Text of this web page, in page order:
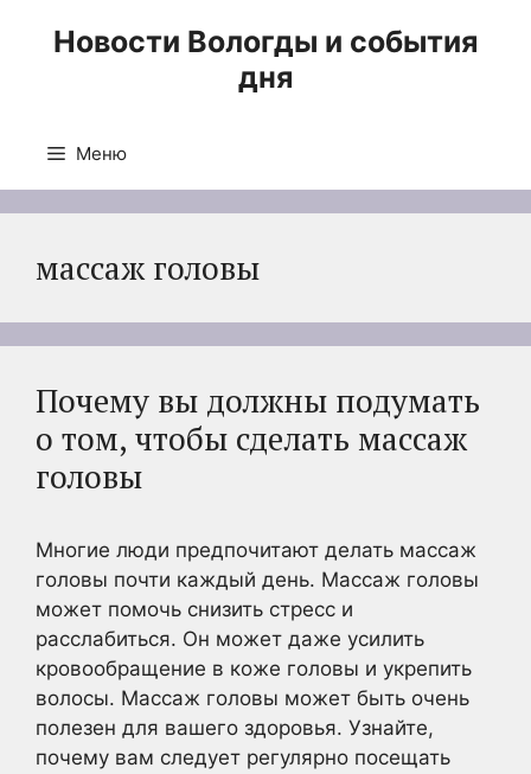
Новости Вологды и события
дня
Меню
массаж головы
Почему вы должны подумать
о том, чтобы сделать массаж
головы
Многие люди предпочитают делать массаж
головы почти каждый день. Массаж головы
может помочь снизить стресс и
расслабиться. Он может даже усилить
кровообращение в коже головы и укрепить
волосы. Массаж головы может быть очень
полезен для вашего здоровья. Узнайте,
почему вам следует регулярно посещать